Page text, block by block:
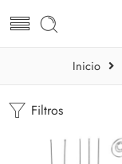
Inicio
Filtros